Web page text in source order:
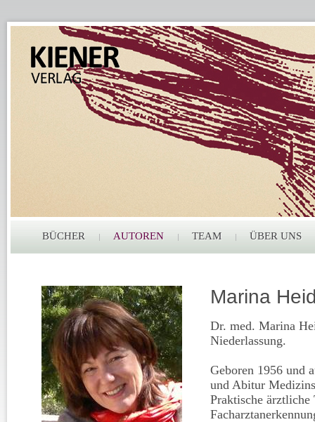
BÜCHER AUTOREN TEAM ÜBER UNS
Marina
Dr. med. Marina
Niederlassung.
Geboren 1956 und
und Abitur
Praktische